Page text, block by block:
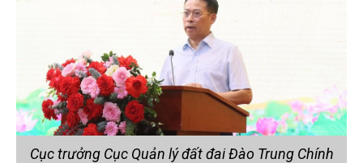
Cục trưởng Cục Quản lý đất đai Đào Trung Chính